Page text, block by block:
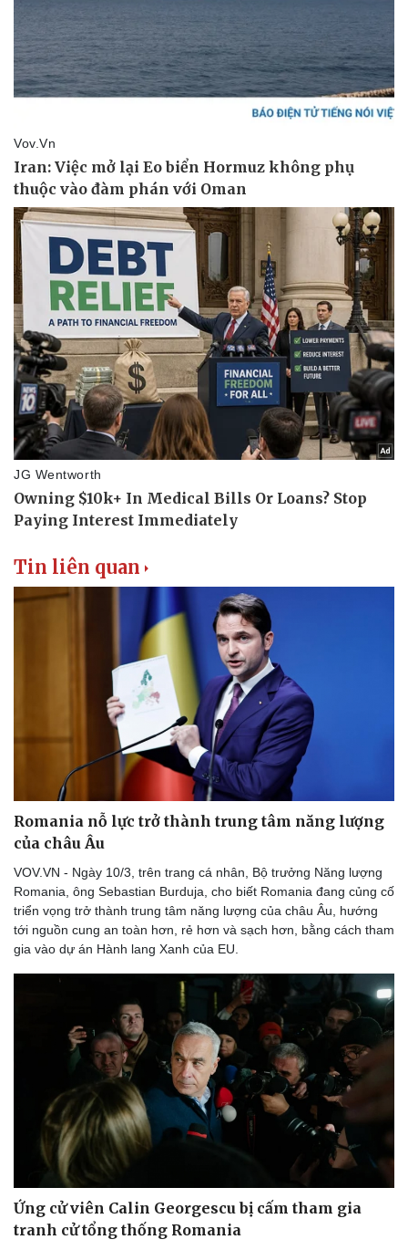
Lịch thi đấu bóng đá
Thế giới thể thao
Hậu trường
Ô tô - Xe máy
Ô tô
Xe máy
Tư vấn
Tin liên quan
Romania nỗ lực trở thành trung tâm năng lượng
của châu Âu
VOV.VN - Ngày 10/3, trên trang cá nhân, Bộ trưởng Năng lượng
Romania, ông Sebastian Burduja, cho biết Romania đang củng cố
triển vọng trở thành trung tâm năng lượng của châu Âu, hướng
tới nguồn cung an toàn hơn, rẻ hơn và sạch hơn, bằng cách tham
gia vào dự án Hành lang Xanh của EU.
Ứng cử viên Calin Georgescu bị cấm tham gia
tranh cử tổng thống Romania